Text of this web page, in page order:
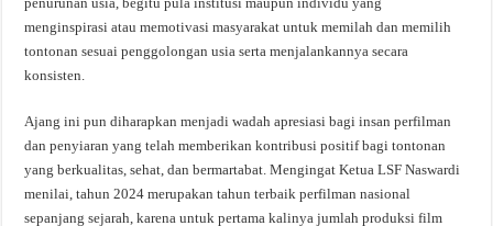
menginspirasi atau memotivasi masyarakat untuk memilah dan memilih
tontonan sesuai penggolongan usia serta menjalankannya secara
konsisten.
Ajang ini pun diharapkan menjadi wadah apresiasi bagi insan perfilman
dan penyiaran yang telah memberikan kontribusi positif bagi tontonan
yang berkualitas, sehat, dan bermartabat. Mengingat Ketua LSF Naswardi
menilai, tahun 2024 merupakan tahun terbaik perfilman nasional
sepanjang sejarah, karena untuk pertama kalinya jumlah produksi film